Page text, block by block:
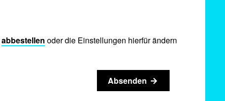
abbestellen oder die Einstellungen hierfür ändern
Absenden